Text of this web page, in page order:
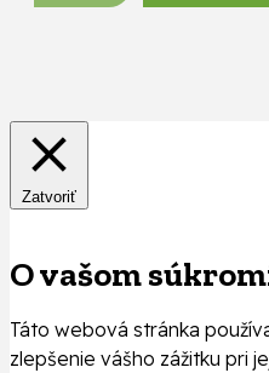
Zatvoriť
O vašom
Táto webová stránka
zlepšenie vášho zážitku pri